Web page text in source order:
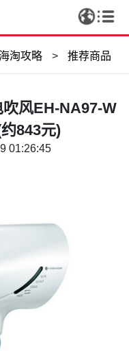
海淘攻略 > 推荐商品
风EH-NA97-W
843元)
01:26:45